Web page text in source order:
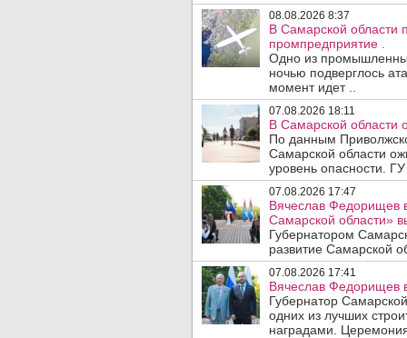
08.08.2026 8:37
В Самарской области
промпредприятие .
Одно из
ночью подверглось
момент идет ..
07.08.2026 18:11
В Самарской области
По данным
Самарской области
уровень опасности.
07.08.2026 17:47
Вячеслав Федорищев
Самарской области»
Губернатором
развитие Самарской
07.08.2026 17:41
Вячеслав Федорищев
Губернатор
одних из лучших
наградами.